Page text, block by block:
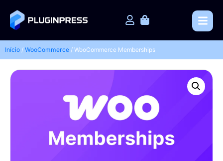
Início / WooCommerce / WooCommerce Memberships